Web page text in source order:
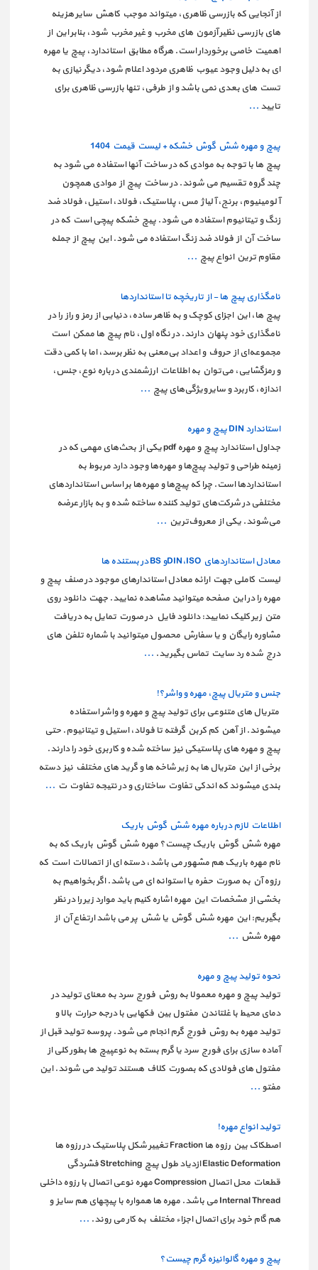
از آنجایی که بازرسی ظاهری، میتواند موجب کاهش سایر هزینه
های بازرسی نظیر آزمون های مخرب و غیر مخرب شود، بنابر این از
اهمیت خاصی برخوردار است. هرگاه مطابق استاندارد، پیچ یا مهره
ای به دلیل وجود عیوب ظاهری مردود اعلام شود، دیگر نیازی به
تست های بعدی نمی باشد و از طرفی، تنها بازرسی ظاهری برای
تایید ...
پیچ و مهره شش گوش خشکه + لیست قیمت 1404
پیچ ها با توجه به موادی که در ساخت آنها استفاده می شود به
چند گروه تقسیم می شوند. در ساخت پیچ از موادی همچون
آلومینیوم، برنج، آلیاژ مس، پلاستیک، فولاد، استیل، فولاد ضد
زنگ و تیتانیوم استفاده می شود. پیچ خشکه پیچی است که در
ساخت آن از فولاد ضد زنگ استفاده می شود. این پیچ از جمله
مقاوم ترین انواع پیچ ...
نامگذاری پیچ ها - از تاریخچه تا استانداردها
پیچ ها، این اجزای کوچک و به ظاهر ساده، دنیایی از رمز و راز را در
نامگذاری خود پنهان دارند. در نگاه اول، نام پیچ ها ممکن است
مجموعه‌ای از حروف و اعداد بی‌معنی به نظر برسد، اما با کمی دقت
و رمزگشایی، می‌توان به اطلاعات ارزشمندی درباره نوع، جنس،
اندازه، کاربرد و سایر ویژگی‌های پیچ ...
استاندارد DIN پیچ و مهره
جداول استاندارد پیچ و مهره pdf یکی از بحث‌های مهمی که در
زمینه طراحی و تولید پیچ‌ها و مهره‌ها وجود دارد مربوط به
استانداردها است. چرا که پیچ‌ها و مهره‌ها بر اساس استانداردهای
مختلفی در شرکت‌های تولید کننده ساخته شده و به بازار عرضه
می‌شوند. یکی از معروف‌ترین ...
معادل استانداردهاي DIN،ISOو BS در بستنده ها
لیست کاملی جهت ارائه معادل استاندارهای موجود در صنف پیچ و
مهره را در این صفحه میتوانید مشاهده نمایید. جهت دانلود روی
متن زیر کلیک نمایید: دانلود فایل در صورت تمایل به دریافت
مشاوره رایگان و یا سفارش محصول میتوانید با شماره تلفن های
درج شده رد سایت تماس بگیرید. ...
جنس و متریال پیچ، مهره و واشر؟!
متریال های متنوعی برای تولید پیچ و مهره و واشر استفاده
میشوند. از آهن کم کربن گرفته تا فولاد، استیل و تیتانیوم. حتی
پیچ و مهره های پلاستیکی نیز ساخته شده و کاربری خود را دارند.
برخی از این متریال ها به زیر شاخه ها و گرید های مختلف نیز دسته
بندی میشوند که اندکی تفاوت ساختاری و در نتیجه تفاوت ت ...
اطلاعات لازم درباره مهره شش گوش باریک
مهره شش گوش باریک چیست؟ مهره شش گوش باریک که به
نام مهره باریک هم مشهور می باشد، دسته ای از اتصالات است که
رزوه آن به صورت حفره یا استوانه ای می باشد. اگر بخواهیم به
بخشی از مشخصات این مهره اشاره کنیم باید موارد زیر را در نظر
بگیریم: این مهره شش گوش یا شش پر می باشد ارتفاع آن از
مهره شش ...
نحوه تولید پیچ و مهره
تولید پیچ و مهره معمولا به روش فورج سرد به معنای تولید در
دمای محیط با غلتاندن مفتول بین فکهایی با درجه حرارت بالا و
تولید مهره به روش فورج گرم انجام می شود. پروسه تولید قبل از
آماده سازی برای فورج سرد یا گرم بسته به نوعپیچ ها بطور کلی از
مفتول های فولادی که بصورت کلاف هستند تولید می شوند. این
مفتو ...
تولید انواع مهره!
اصطکاک بین رزوه ها Fraction تغییر شکل پلاستیک در رزوه ها
Elastic Deformation ازدیاد طول پیچ Stretching فشردگی
قطعات محل اتصال Compression مهره نوعی اتصال با رزوه داخلی
Internal Thread می باشد. مهره ها همواره با پیچهای هم سایز و
هم گام خود برای اتصال اجزاء مختلف به کار می روند. ...
پیچ و مهره گالوانیزه گرم چیست؟